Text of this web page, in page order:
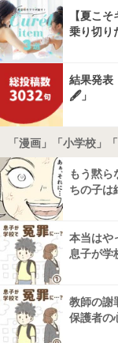
【夏こ
乗り切り
結果発表
🖋️」
「漫画」「小学校」
もう黙
ちの子は
本当はや
息子が学
教師の謝
保護者の